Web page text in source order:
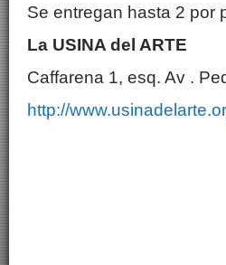
Se entregan hasta 2 por
La USINA del ARTE
Caffarena 1, esq. Av .
http://